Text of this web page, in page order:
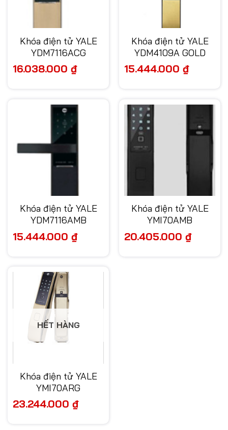
Khóa điện tử YALE
YDM7116ACG
16.038.000 ₫
Khóa điện tử YALE
YDM4109A GOLD
15.444.000 ₫
Khóa điện tử YALE
YDM7116AMB
15.444.000 ₫
Khóa điện tử YALE
YMI70AMB
20.405.000 ₫
HẾT HÀNG
Khóa điện tử YALE
YMI70ARG
23.244.000 ₫